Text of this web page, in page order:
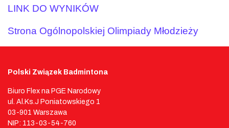
LINK DO WYNIKÓW
Strona Ogólnopolskiej Olimpiady Młodzieży
Polski Związek Badmintona
Biuro Flex na PGE Narodowy
ul. Al.Ks.J Poniatowskiego 1
03-901 Warszawa
NIP: 113-03-54-760